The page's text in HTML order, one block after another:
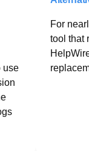
use
For
tool that